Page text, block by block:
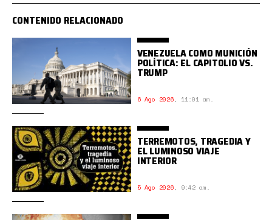
CONTENIDO RELACIONADO
VENEZUELA COMO MUNICIÓN
POLÍTICA: EL CAPITOLIO VS.
TRUMP
6 Ago 2026, 11:01 am.
TERREMOTOS, TRAGEDIA Y
EL LUMINOSO VIAJE
INTERIOR
5 Ago 2026, 9:42 am.